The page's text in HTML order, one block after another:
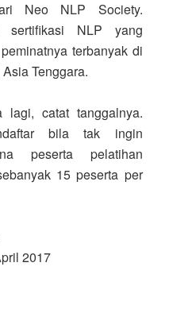
Neo NLP Society.
sertifikasi NLP yang
terbanyak di
Tenggara.
lagi, catat tanggalnya.
bila tak ingin
peserta pelatihan
15 peserta per
2017